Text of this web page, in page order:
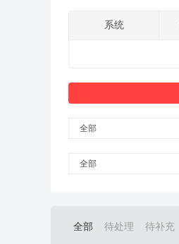
系统
全部
全部
全部 待处理 待补充